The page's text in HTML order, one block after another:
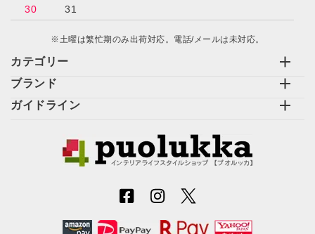
カテゴリー
ブランド
ガイドライン
30
31
※土曜は繁忙期のみ出荷対応。電話/メールは未対応。